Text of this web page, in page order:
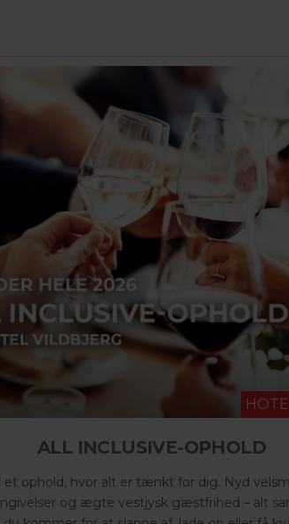
ALL INCLUSIVE-OPHOLD
ophold, hvor alt er tænkt for dig. Nyd
og ægte vestjysk gæstfrihed – alt